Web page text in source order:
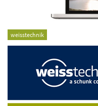
weisstechnik